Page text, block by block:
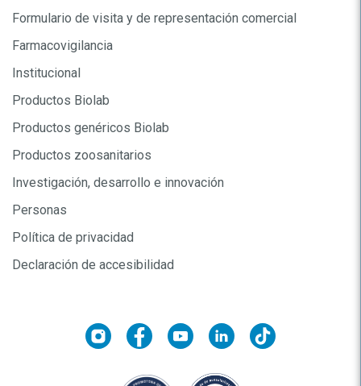
Formulario de visita y de representación comercial
Farmacovigilancia
Institucional
Productos Biolab
Productos genéricos Biolab
Productos zoosanitarios
Investigación, desarrollo e innovación
Personas
Política de privacidad
Declaración de accesibilidad